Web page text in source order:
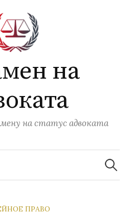
на
на статус адвоката
Найти:
ПРАВО